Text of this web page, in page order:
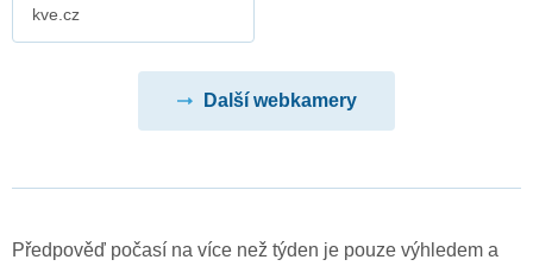
kve.cz
Další webkamery
Předpověď počasí na více než týden je pouze výhledem a